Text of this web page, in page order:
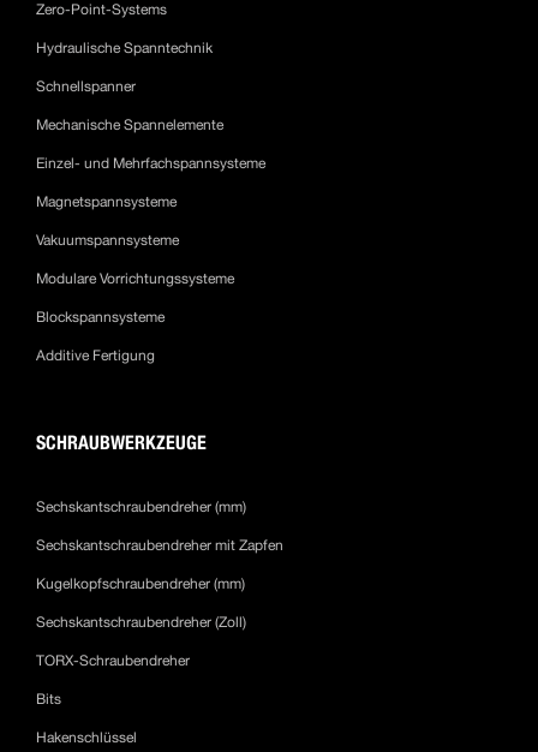
Zero-Point-Systems
Hydraulische Spanntechnik
Schnellspanner
Mechanische Spannelemente
Einzel- und Mehrfachspannsysteme
Magnetspannsysteme
Vakuumspannsysteme
Modulare Vorrichtungssysteme
Blockspannsysteme
Additive Fertigung
SCHRAUBWERKZEUGE
Sechskantschraubendreher (mm)
Sechskantschraubendreher mit Zapfen
Kugelkopfschraubendreher (mm)
Sechskantschraubendreher (Zoll)
TORX-Schraubendreher
Bits
Hakenschlüssel